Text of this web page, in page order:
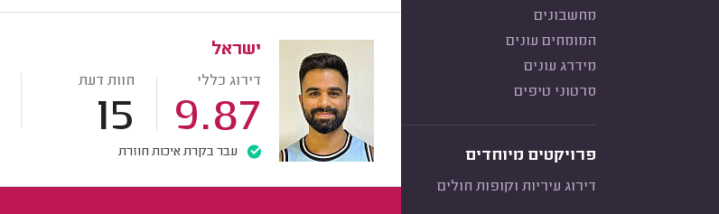
מחשבונים
המומחים עונים
מידרג עונים
סרטוני טיפים
פרויקטים מיוחדים
דירוג עיריות וקופות חולים
ישראל
דירוג כללי
9.87
חוות דעת
15
עבר בקרת איכות חוזרת